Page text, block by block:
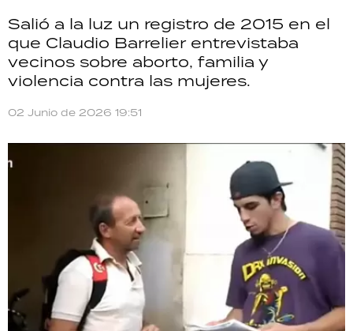
Salió a la luz un registro de 2015 en el
que Claudio Barrelier entrevistaba
vecinos sobre aborto, familia y
violencia contra las mujeres.
02 Junio de 2026 19:51
SALUD
DEPORTES
TECNOLOGÍA
RECETAS
HORÓSCOPO
Seguinos